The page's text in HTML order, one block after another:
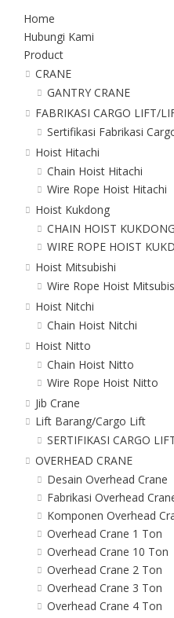
Home
Hubungi Kami
Product
CRANE
GANTRY CRANE
FABRIKASI CARGO LIFT/
Sertifikasi Fabrikasi
Hoist Hitachi
Chain Hoist Hitachi
Wire Rope Hoist Hitachi
Hoist Kukdong
CHAIN HOIST KUKDONG
WIRE ROPE HOIST
Hoist Mitsubishi
Wire Rope Hoist
Hoist Nitchi
Chain Hoist Nitchi
Hoist Nitto
Chain Hoist Nitto
Wire Rope Hoist Nitto
Jib Crane
Lift Barang/Cargo Lift
SERTIFIKASI CARGO
OVERHEAD CRANE
Desain Overhead Crane
Fabrikasi Overhead
Komponen Overhead
Overhead Crane 1 Ton
Overhead Crane 10 Ton
Overhead Crane 2 Ton
Overhead Crane 3 Ton
Overhead Crane 4 Ton